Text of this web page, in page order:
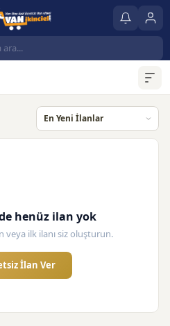
henüz ilan yok
veya ilk ilanı siz oluşturun.
İlan Ver